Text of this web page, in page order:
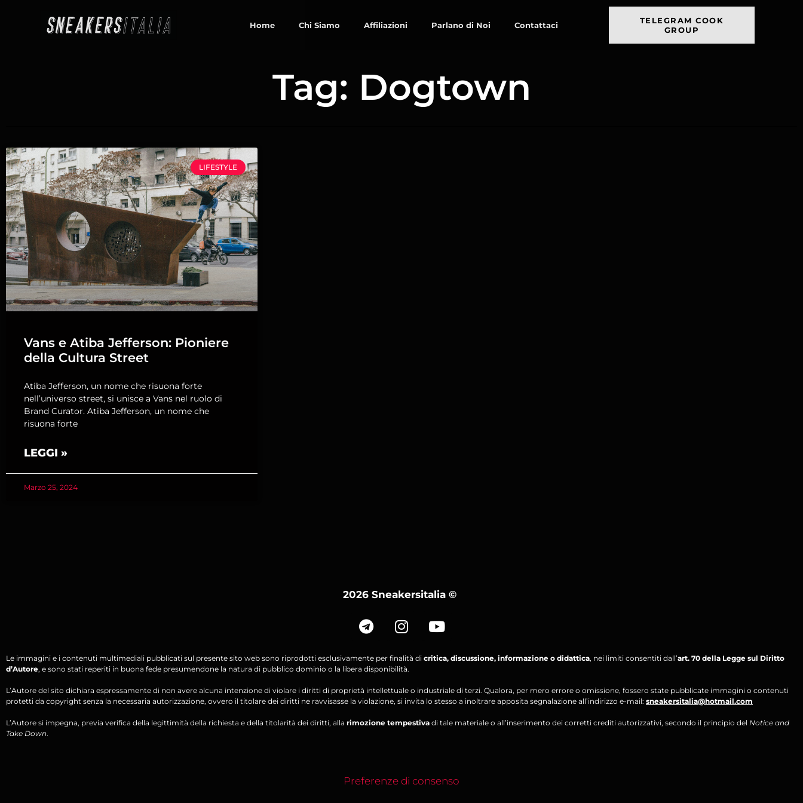
Home Chi Siamo Affiliazioni Parlano di Noi Contattaci
TELEGRAM COOK
GROUP
Tag: Dogtown
LIFESTYLE
Vans e Atiba Jefferson: Pioniere
della Cultura Street
Atiba Jefferson, un nome che risuona forte
nell’universo street, si unisce a Vans nel ruolo di
Brand Curator. Atiba Jefferson, un nome che
risuona forte
LEGGI »
Marzo 25, 2024
2026 Sneakersitalia©
Le immagini e i contenuti multimediali pubblicati sul presente sito web sono riprodotti esclusivamente per finalità di critica, discussione, informazione o didattica, nei limiti consentiti dall’art. 70 della Legge sul Diritto
d’Autore, e sono stati reperiti in buona fede presumendone la natura di pubblico dominio o la libera disponibilità.
L’Autore del sito dichiara espressamente di non avere alcuna intenzione di violare i diritti di proprietà intellettuale o industriale di terzi. Qualora, per mero errore o omissione, fossero state pubblicate immagini o contenuti
protetti da copyright senza la necessaria autorizzazione, ovvero il titolare dei diritti ne ravvisasse la violazione, si invita lo stesso a inoltrare apposita segnalazione all’indirizzo e-mail: sneakersitalia@hotmail.com
L’Autore si impegna, previa verifica della legittimità della richiesta e della titolarità dei diritti, alla rimozione tempestiva di tale materiale o all’inserimento dei corretti crediti autorizzativi, secondo il principio del Notice and
Take Down.
Preferenze di consenso